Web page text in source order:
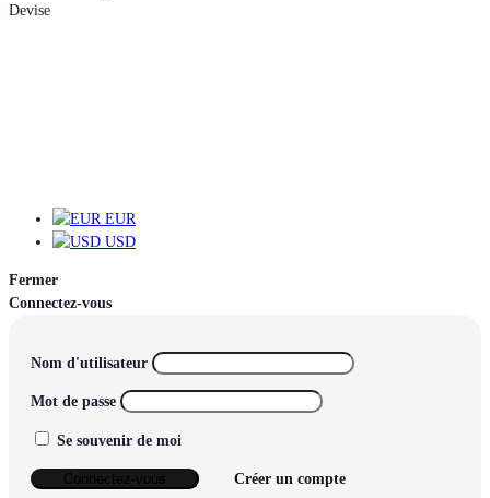
Devise
EUR
USD
Fermer
Connectez-vous
Nom d'utilisateur
Mot de passe
Se souvenir de moi
Créer un compte